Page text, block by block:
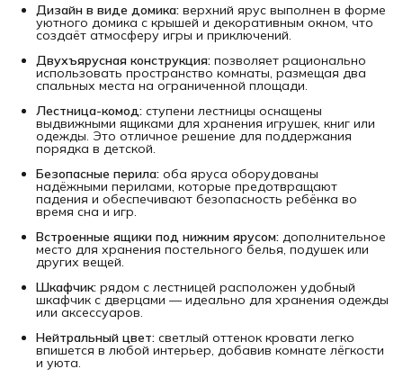
Дизайн в виде домика: верхний ярус выполнен в форме
уютного домика с крышей и декоративным окном, что
создаёт атмосферу игры и приключений.
Двухъярусная конструкция: позволяет рационально
использовать пространство комнаты, размещая два
спальных места на ограниченной площади.
Лестница-комод: ступени лестницы оснащены
выдвижными ящиками для хранения игрушек, книг или
одежды. Это отличное решение для поддержания
порядка в детской.
Безопасные перила: оба яруса оборудованы
надёжными перилами, которые предотвращают
падения и обеспечивают безопасность ребёнка во
время сна и игр.
Встроенные ящики под нижним ярусом: дополнительное
место для хранения постельного белья, подушек или
других вещей.
Шкафчик: рядом с лестницей расположен удобный
шкафчик с дверцами — идеально для хранения одежды
или аксессуаров.
Нейтральный цвет: светлый оттенок кровати легко
впишется в любой интерьер, добавив комнате лёгкости
и уюта.